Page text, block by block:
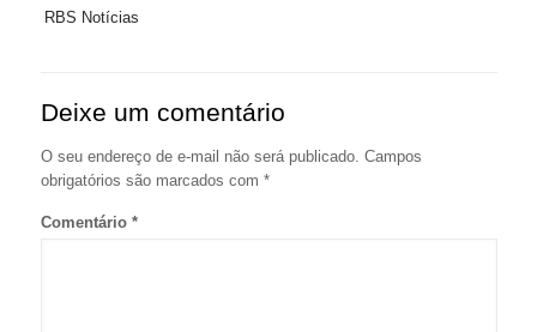
RBS Notícias
Deixe um comentário
O seu endereço de e-mail não será publicado. Campos
obrigatórios são marcados com *
Comentário *